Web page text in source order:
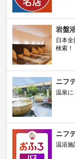
岩盤
日本
検索！
ニフ
温泉に
ニフ
温浴施